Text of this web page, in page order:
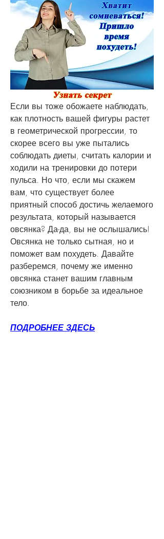
Если вы тоже обожаете наблюдать,
как плотность вашей фигуры растет
в геометрической прогрессии, то
скорее всего вы уже пытались
соблюдать диеты, считать калории и
ходили на тренировки до потери
пульса. Но что, если мы скажем
вам, что существует более
приятный способ достичь желаемого
результата, который называется
овсянка? Да-да, вы не ослышались!
Овсянка не только сытная, но и
поможет вам похудеть. Давайте
разберемся, почему же именно
овсянка станет вашим главным
союзником в борьбе за идеальное
тело.
ПОДРОБНЕЕ ЗДЕСЬ